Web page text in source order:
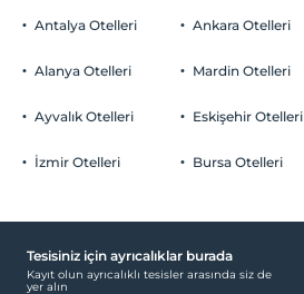
Antalya Otelleri
Alanya Otelleri
Ayvalık Otelleri
İzmir Otelleri
Ankara Otelleri
Mardin Otelleri
Eskişehir Otelleri
Bursa Otelleri
Tesisiniz için ayrıcalıklar burada
Kayıt olun ayrıcalıklı tesisler arasında siz de
yer alın